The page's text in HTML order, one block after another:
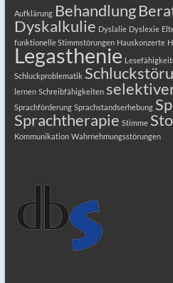
Aufklärung Behandlung
Dyskalkulie Dyslalie Dyslexie
funktionelle Stimmstörungen Hauskonzerte
Legasthenie
Schluckproblematik
lernen Schreibfähigkeiten
Sprachförderung Sprachstandserhebung
Sprachtherapie Stimme
Kommunikation Wahrnehmungsstörungen